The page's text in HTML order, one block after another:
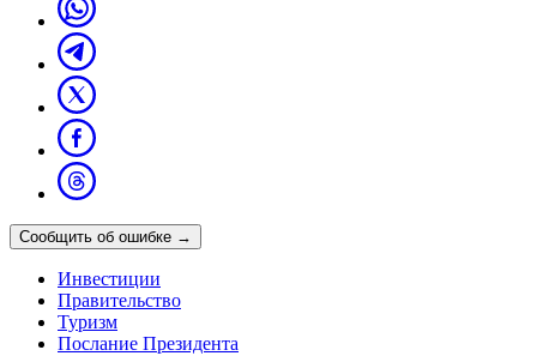
Сообщить об ошибке →
Инвестиции
Правительство
Туризм
Послание Президента